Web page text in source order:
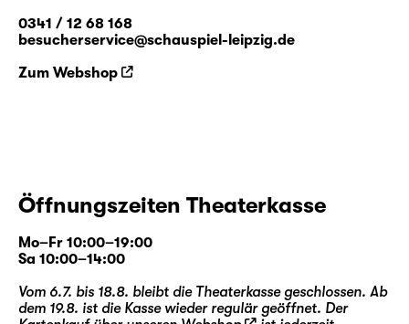
0341 / 12 68 168
besucherservice@schauspiel-leipzig.de
Zum Webshop
Öffnungszeiten Theaterkasse
Mo–Fr 10:00–19:00
Sa 10:00–14:00
Vom 6.7. bis 18.8. bleibt die Theaterkasse geschlossen. Ab
dem 19.8. ist die Kasse wieder regulär geöffnet. Der